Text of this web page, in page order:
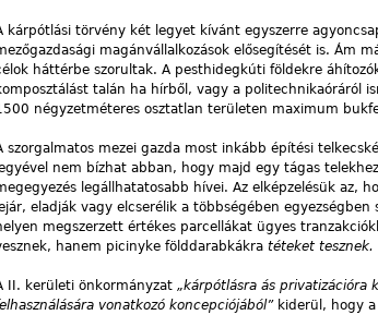
kárpótlási törvény két legyet kívánt egyszerre
magánvállalkozások elősegítését is. Ám
háttérbe szorultak. A pesthidegkúti földekre
talán ha hírből, vagy a politechnikaóráról
négyzetméteres osztatlan területen maximum
szorgalmatos mezei gazda most inkább építési
nem bízhat abban, hogy majd egy tágas
legállhatatosabb hívei. Az elképzelésük az,
eladják vagy elcserélik a többségében
megszerzett értékes parcellákat ügyes
hanem picinyke földdarabkákra téteket tesznek.
II. kerületi önkormányzat „kárpótlásra ás privatizációra
vonatkozó koncepciójából” kiderül, hogy